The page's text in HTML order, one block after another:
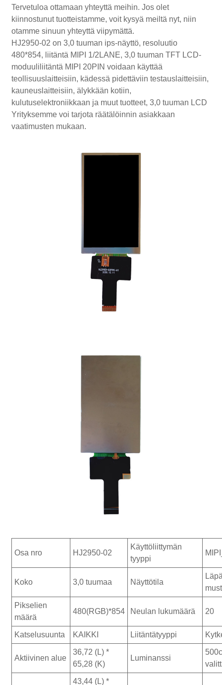
Tervetuloa ottamaan yhteyttä meihin. Jos olet
kiinnostunut tuotteistamme, voit kysyä meiltä nyt, niin
otamme sinuun yhteyttä viipymättä.
HJ2950-02 on 3,0 tuuman ips-näyttö, resoluutio
480*854, liitäntä MIPI 1/2LANE, 3,0 tuuman TFT LCD-
moduuliliitäntä MIPI 20PIN voidaan käyttää
teollisuuslaitteisiin, kädessä pidettäviin testauslaitteisiin,
kauneuslaitteisiin, älykkään kotiin,
kulutuselektroniikkaan ja muut tuotteet, 3,0 tuuman LCD
Yrityksemme voi tarjota räätälöinnin asiakkaan
vaatimusten mukaan.
Osa nro HJ2950-02
Käyttöliittymän
tyyppi
Koko 3,0 tuumaa Näyttötila
Pikselien
määrä
480(RGB)*854 Neulan lukumäärä 20
Katselusuunta KAIKKI Liitäntätyyppi
Aktiivinen alue
36,72 (L) *
65,28 (K)
Luminanssi
43,44 (L) *